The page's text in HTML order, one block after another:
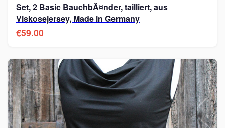
Set, 2 Basic BauchbÃ¤nder, tailliert, aus
Viskosejersey, Made in Germany
€59.00